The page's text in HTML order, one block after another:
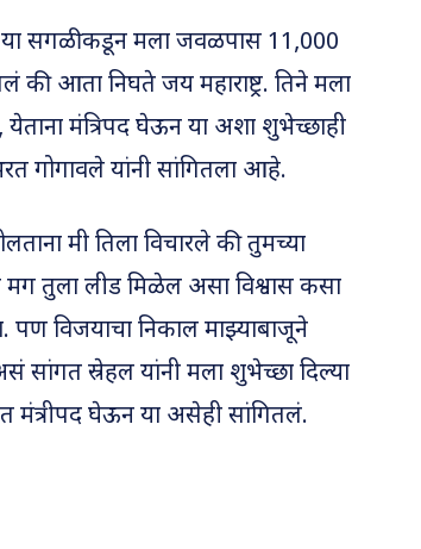
या सगळीकडून मला जवळपास 11,000
की आता निघते जय महाराष्ट्र. तिने मला
मंत्रिपद घेऊन या अशा शुभेच्छाही
गोगावले यांनी सांगितला आहे.
मी तिला विचारले की तुमच्या
मग तुला लीड मिळेल असा विश्वास कसा
पण विजयाचा निकाल माझ्याबाजूने
स्रेहल यांनी मला शुभेच्छा दिल्या
मंत्रीपद घेऊन या असेही सांगितलं.